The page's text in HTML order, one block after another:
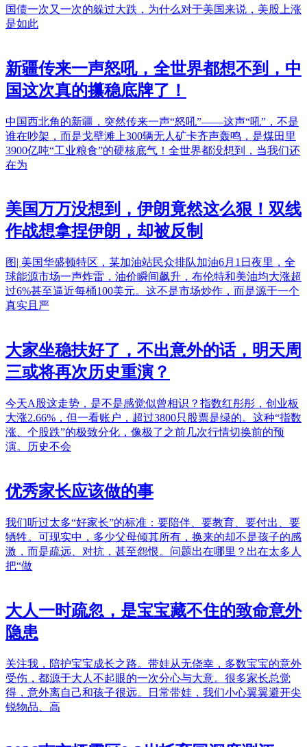
国债一次又一次的躲过大跌，为什么对于美国来说，美股上涨
是如此
新疆传来一声怒吼，全世界都想不到，中
国这次真的攥稳底牌了！
中国西北角的新疆，突然传来一声“怒吼”——这声“吼”，不是
谁在吵架，而是戈壁滩上300辆无人矿卡齐声轰鸣，是煤田里
3900亿吨“工业粮食”的硬核底气！全世界都没想到，当我们还
在为
美国万万没想到，伊朗竟然这么狠！双线
作战想拿捏伊朗，却被反制
图| 美国华盛顿特区，某加油站民众排队加油6月1日夜里，全
球能源市场一声炸雷，油价瞬间飙升，布伦特和美油均大涨超
过6%甚至逼近每桶100美元。这不是市场炒作，而是源于一个
真实且严
大家坐稳扶好了，不出意外的话，明天周
三或将再次历史重演？
今天A股这走势，是不是感觉似曾相识？指数红彤彤，创业板
大涨2.66%，但一看账户，超过3800只股票是绿的。这种“指数
涨、个股跌”的极致分化，像极了之前几次行情切换前的预
演。历史不会
优秀家长应该做的事
我们听过太多“好家长”的标准：要陪伴、要教育、要付出、要
牺牲。可现实中，多少父母倾其所有，换来的却不是孩子的感
激，而是疏远、对抗，甚至怨恨。问题出在哪里？出在太多人
把“做
大人一时疏忽，是宝宝藏不住的致命意外
隐患
关注我，陪护宝宝成长之路。带娃从无侥幸，多数宝宝的意外
受伤，都源于大人不起眼的一次分心与大意。很多家长总觉
得，意外离自己和孩子很远。日常带娃，我们小心翼翼避开尖
锐物品、高